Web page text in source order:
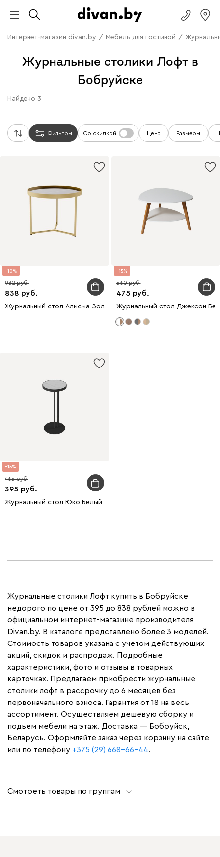
Интернет-магазин divan.by / Мебель для гостиной /
Журнальные столики Лофт в
Бобруйске
Найдено 3
Фильтры Со скидкой Цена Размеры
10
838
932
Журнальный стол Алисма Золотистый
15
475
560
Журнальный стол Джексон
15
395
465
Журнальный стол Юко Белый
Журнальные столики Лофт купить в Бобруйске
недорого по цене от 395 до 838 рублей можно в
официальном интернет-магазине производителя
Divan.by. В каталоге представлено более 3 моделей.
Стоимость товаров указана с учетом действующих
акций, скидок и распродаж. Подробные
характеристики, фото и отзывы в товарных
карточках. Предлагаем приобрести журнальные
столики лофт в рассрочку до 6 месяцев без
первоначального взноса. Гарантия от 18 на весь
ассортимент. Осуществляем дешевую сборку и
подъем мебели на этаж. Доставка — Бобруйск,
Беларусь. Оформляйте заказ через корзину на сайте
или по телефону +375 (29) 668-66-44.
Смотреть товары по группам